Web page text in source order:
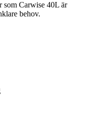
som Carwise 40L är
behov.